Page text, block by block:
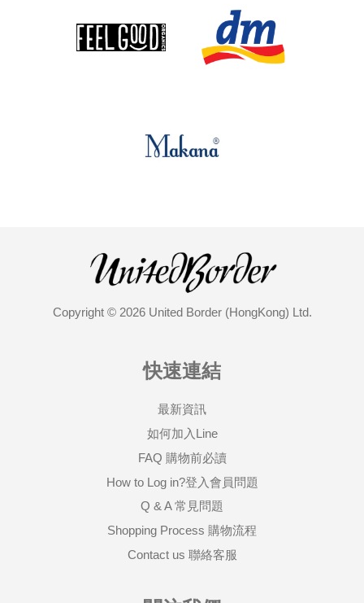
Copyright © 2026 United Border (HongKong) Ltd.
快速連結
最新資訊
如何加入Line
FAQ 購物前必讀
How to Log in?登入會員問題
Q & A 常見問題
Shopping Process 購物流程
Contact us 聯絡客服